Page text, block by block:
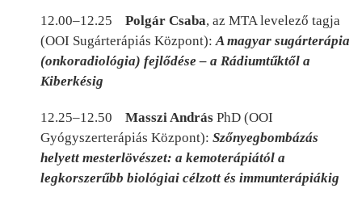
12.00–12.25 Polgár Csaba, az MTA levelező tagja
(OOI Sugárterápiás Központ): A magyar sugárterápia
(onkoradiológia) fejlődése – a Rádiumtűktől a
Kiberkésig
12.25–12.50 Masszi András PhD (OOI
Gyógyszerterápiás Központ): Szőnyegbombázás
helyett mesterlövészet: a kemoterápiától a
legkorszerűbb biológiai célzott és immunterápiákig